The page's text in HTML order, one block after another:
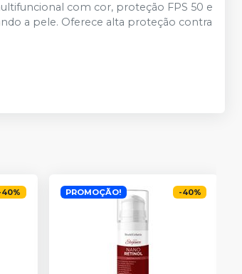
com cor, proteção FPS 50 e
a pele. Oferece alta proteção contra
40% PROMOÇÃO! -40%